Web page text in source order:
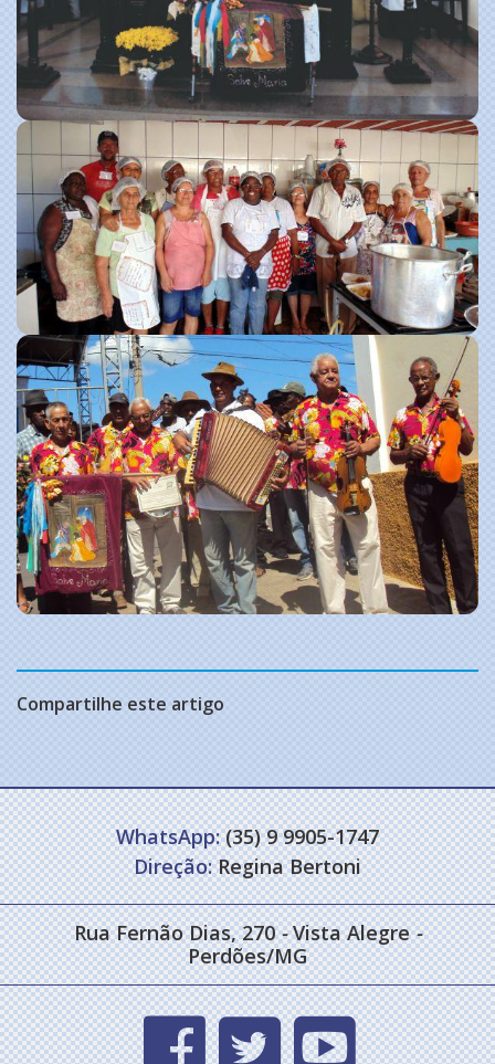
Compartilhe este artigo
WhatsApp:(35) 9 9905-1747
Direção:Regina Bertoni
Rua Fernão Dias, 270- Vista Alegre-
Perdões/MG